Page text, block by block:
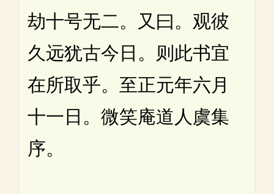
劫十号无二。又曰。观彼
久远犹古今日。则此书宜
在所取乎。至正元年六月
十一日。微笑庵道人虞集
序。